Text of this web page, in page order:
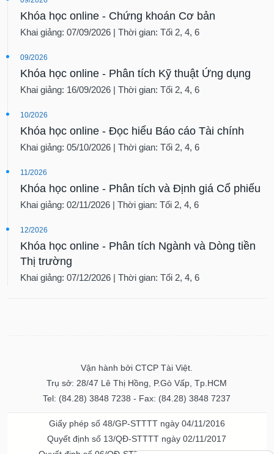
Khóa học online - Chứng khoán Cơ bản
Khai giảng: 07/09/2026 | Thời gian: Tối 2, 4, 6
09/2026
Khóa học online - Phân tích Kỹ thuật Ứng dụng
Khai giảng: 16/09/2026 | Thời gian: Tối 2, 4, 6
10/2026
Khóa học online - Đọc hiểu Báo cáo Tài chính
Khai giảng: 05/10/2026 | Thời gian: Tối 2, 4, 6
11/2026
Khóa học online - Phân tích và Định giá Cổ phiếu
Khai giảng: 02/11/2026 | Thời gian: Tối 2, 4, 6
12/2026
Khóa học online - Phân tích Ngành và Dòng tiền
Thị trường
Khai giảng: 07/12/2026 | Thời gian: Tối 2, 4, 6
Vận hành bởi CTCP Tài Việt.
Trụ sở: 28/47 Lê Thị Hồng, P.Gò Vấp, Tp.HCM
Tel: (84.28) 3848 7238 - Fax: (84.28) 3848 7237
Giấy phép số 48/GP-STTTT ngày 04/11/2016
Quyết định số 13/QĐ-STTTT ngày 02/11/2017